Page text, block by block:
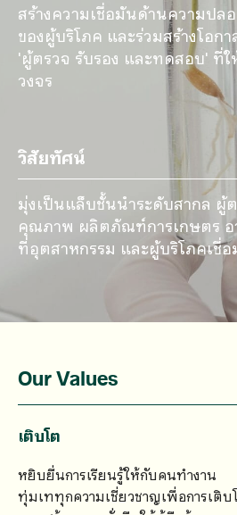
สร้างความเชื่อมันด้านความป
ของผู้บริโภค และร่วมสร้างโอก
'ผู้ตรวจ รับรอง และทดสอบ' ที่ใ
วงจร
วิสัยทัศน์
มุ่งเป็นแล็บชั้นนำระดับสากล ผู้
คุณภาพ ผลิตภัณฑ์การเกษตร อ
ที่อุตสาหกรรม และผู้บริโภคเชื่
Our Values
เติบโต
หยิบยื่นการเรียนรู้ให้กับคนทำงาน
ทุ่มเททุกความเชี่ยวชาญเพื่อการเติบ